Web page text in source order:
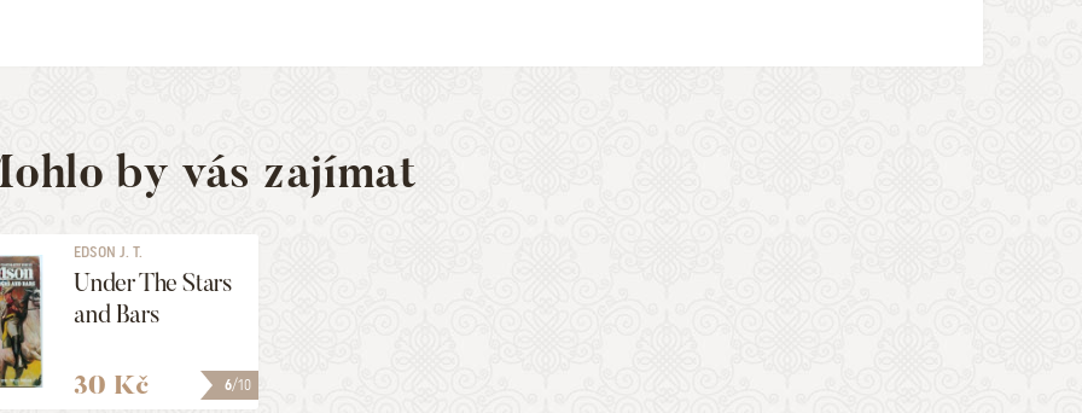
by vás zajímat
6/10
EDSON J. T.
Under The Stars
and Bars
30 Kč